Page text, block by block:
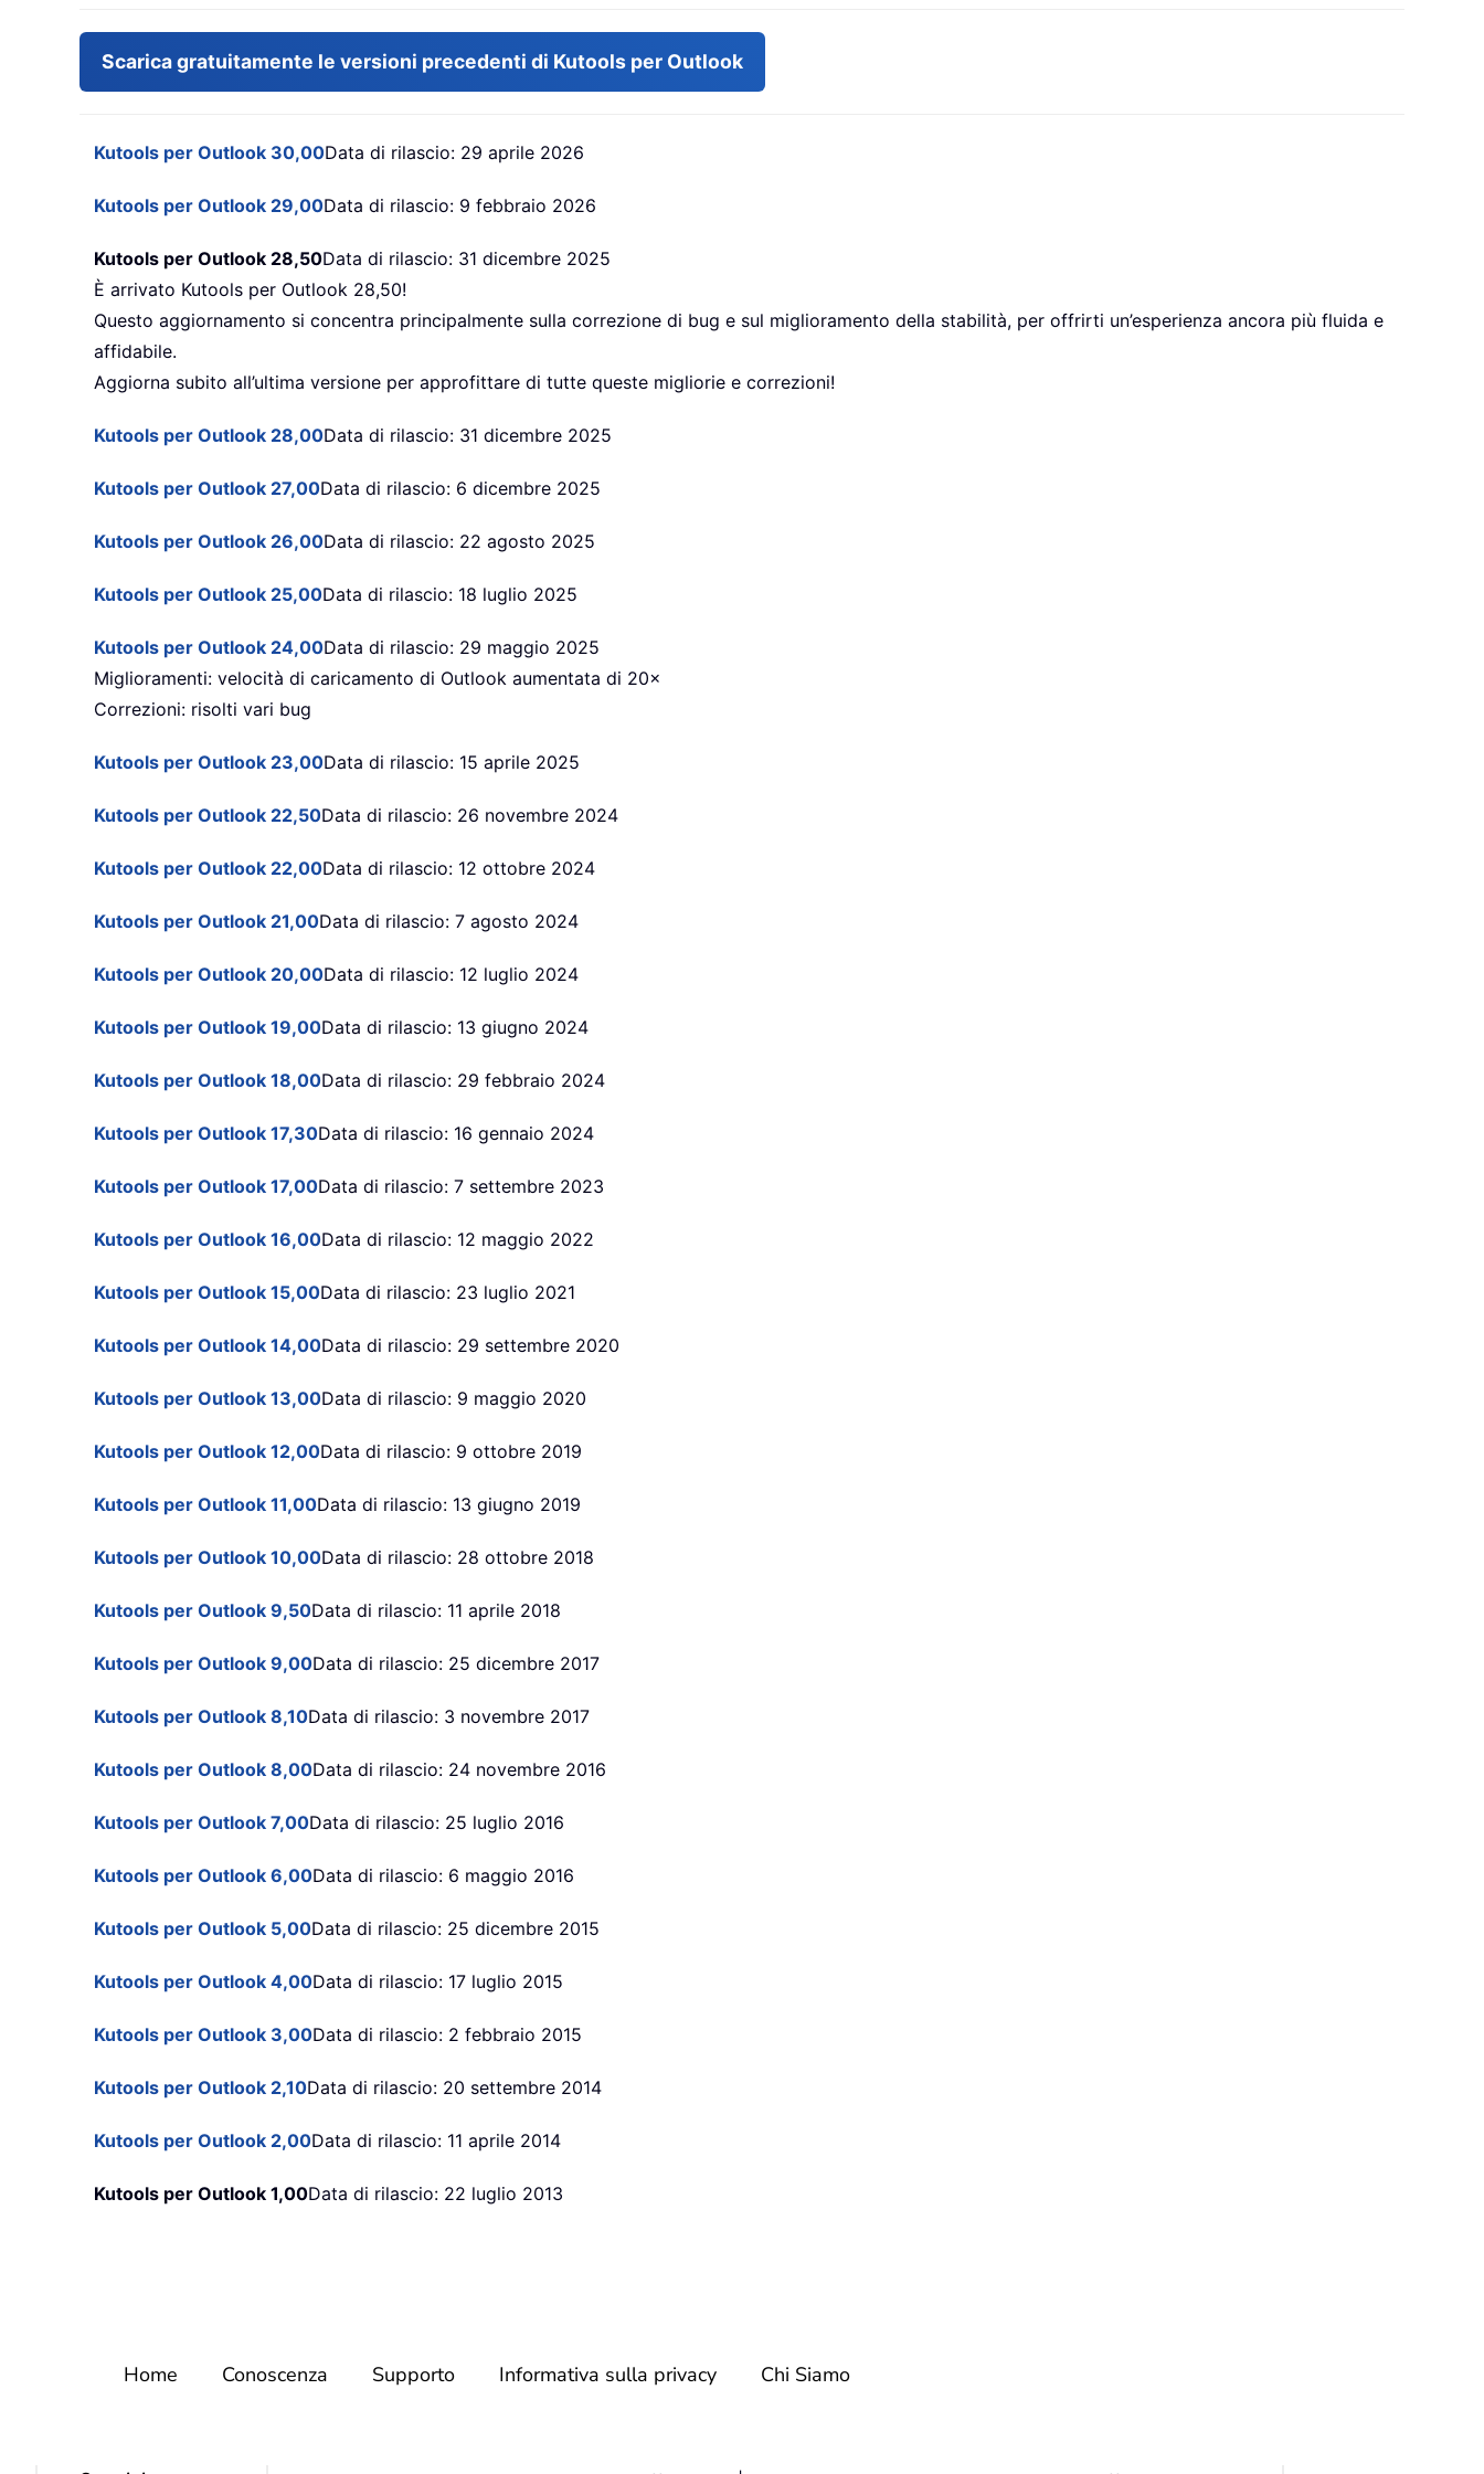
Scarica gratuitamente le versioni precedenti di Kutools per Outlook
Kutools per Outlook 30,00Data di rilascio: 29 aprile 2026
Kutools per Outlook 29,00Data di rilascio: 9 febbraio 2026
Kutools per Outlook 28,50Data di rilascio: 31 dicembre 2025
È arrivato Kutools per Outlook 28,50!
Questo aggiornamento si concentra principalmente sulla correzione di bug e sul miglioramento della stabilità, per offrirti un’esperienza ancora più fluida e
affidabile.
Aggiorna subito all’ultima versione per approfittare di tutte queste migliorie e correzioni!
Kutools per Outlook 28,00Data di rilascio: 31 dicembre 2025
Kutools per Outlook 27,00Data di rilascio: 6 dicembre 2025
Kutools per Outlook 26,00Data di rilascio: 22 agosto 2025
Kutools per Outlook 25,00Data di rilascio: 18 luglio 2025
Kutools per Outlook 24,00Data di rilascio: 29 maggio 2025
Miglioramenti: velocità di caricamento di Outlook aumentata di 20×
Correzioni: risolti vari bug
Kutools per Outlook 23,00Data di rilascio: 15 aprile 2025
Kutools per Outlook 22,50Data di rilascio: 26 novembre 2024
Kutools per Outlook 22,00Data di rilascio: 12 ottobre 2024
Kutools per Outlook 21,00Data di rilascio: 7 agosto 2024
Kutools per Outlook 20,00Data di rilascio: 12 luglio 2024
Kutools per Outlook 19,00Data di rilascio: 13 giugno 2024
Kutools per Outlook 18,00Data di rilascio: 29 febbraio 2024
Kutools per Outlook 17,30Data di rilascio: 16 gennaio 2024
Kutools per Outlook 17,00Data di rilascio: 7 settembre 2023
Kutools per Outlook 16,00Data di rilascio: 12 maggio 2022
Kutools per Outlook 15,00Data di rilascio: 23 luglio 2021
Kutools per Outlook 14,00Data di rilascio: 29 settembre 2020
Kutools per Outlook 13,00Data di rilascio: 9 maggio 2020
Kutools per Outlook 12,00Data di rilascio: 9 ottobre 2019
Kutools per Outlook 11,00Data di rilascio: 13 giugno 2019
Kutools per Outlook 10,00Data di rilascio: 28 ottobre 2018
Kutools per Outlook 9,50Data di rilascio: 11 aprile 2018
Kutools per Outlook 9,00Data di rilascio: 25 dicembre 2017
Kutools per Outlook 8,10Data di rilascio: 3 novembre 2017
Kutools per Outlook 8,00Data di rilascio: 24 novembre 2016
Kutools per Outlook 7,00Data di rilascio: 25 luglio 2016
Kutools per Outlook 6,00Data di rilascio: 6 maggio 2016
Kutools per Outlook 5,00Data di rilascio: 25 dicembre 2015
Kutools per Outlook 4,00Data di rilascio: 17 luglio 2015
Kutools per Outlook 3,00Data di rilascio: 2 febbraio 2015
Kutools per Outlook 2,10Data di rilascio: 20 settembre 2014
Kutools per Outlook 2,00Data di rilascio: 11 aprile 2014
Kutools per Outlook 1,00Data di rilascio: 22 luglio 2013
Home Conoscenza Supporto Informativa sulla privacy Chi Siamo